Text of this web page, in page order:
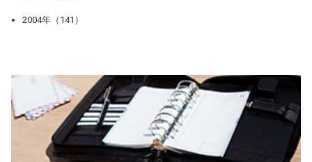
2004年（141）